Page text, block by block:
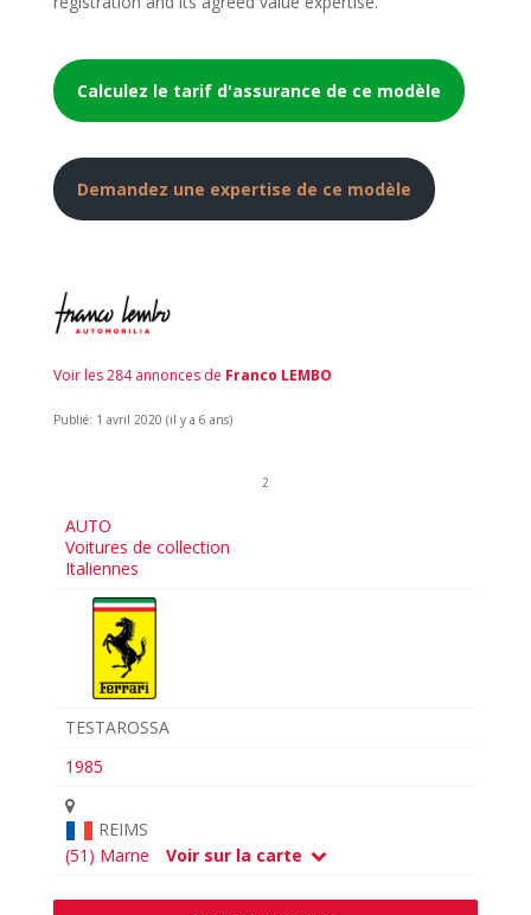
Calculez le tarif d'assurance de ce modèle
Demandez une expertise de ce modèle
Voir les 284 annonces de Franco LEMBO
Publié: 1 avril 2020 (il y a 6 ans)
2
AUTO
Voitures de collection
Italiennes
TESTAROSSA
1985
REIMS
(51) Marne
Voir sur la carte